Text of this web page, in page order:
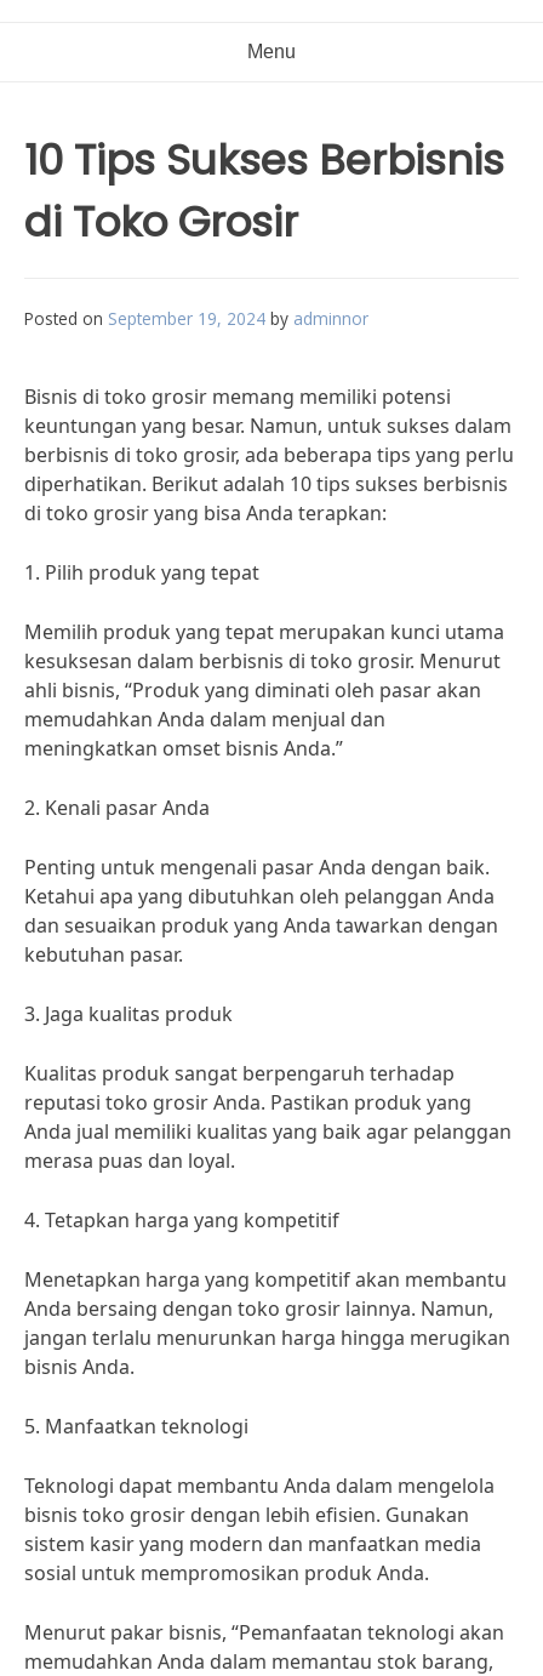
Menu
10 Tips Sukses Berbisnis
di Toko Grosir
Posted on September 19, 2024 by adminnor
Bisnis di toko grosir memang memiliki potensi
keuntungan yang besar. Namun, untuk sukses dalam
berbisnis di toko grosir, ada beberapa tips yang perlu
diperhatikan. Berikut adalah 10 tips sukses berbisnis
di toko grosir yang bisa Anda terapkan:
1. Pilih produk yang tepat
Memilih produk yang tepat merupakan kunci utama
kesuksesan dalam berbisnis di toko grosir. Menurut
ahli bisnis, “Produk yang diminati oleh pasar akan
memudahkan Anda dalam menjual dan
meningkatkan omset bisnis Anda.”
2. Kenali pasar Anda
Penting untuk mengenali pasar Anda dengan baik.
Ketahui apa yang dibutuhkan oleh pelanggan Anda
dan sesuaikan produk yang Anda tawarkan dengan
kebutuhan pasar.
3. Jaga kualitas produk
Kualitas produk sangat berpengaruh terhadap
reputasi toko grosir Anda. Pastikan produk yang
Anda jual memiliki kualitas yang baik agar pelanggan
merasa puas dan loyal.
4. Tetapkan harga yang kompetitif
Menetapkan harga yang kompetitif akan membantu
Anda bersaing dengan toko grosir lainnya. Namun,
jangan terlalu menurunkan harga hingga merugikan
bisnis Anda.
5. Manfaatkan teknologi
Teknologi dapat membantu Anda dalam mengelola
bisnis toko grosir dengan lebih efisien. Gunakan
sistem kasir yang modern dan manfaatkan media
sosial untuk mempromosikan produk Anda.
Menurut pakar bisnis, “Pemanfaatan teknologi akan
memudahkan Anda dalam memantau stok barang,